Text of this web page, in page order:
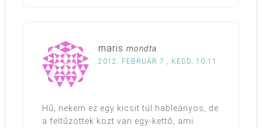
maris mondta
2012. FEBRUÁR 7., KEDD, 10:11
Hű, nekem ez egy kicsit túl hableányos, de
a feltűzöttek közt van egy-kettő, ami